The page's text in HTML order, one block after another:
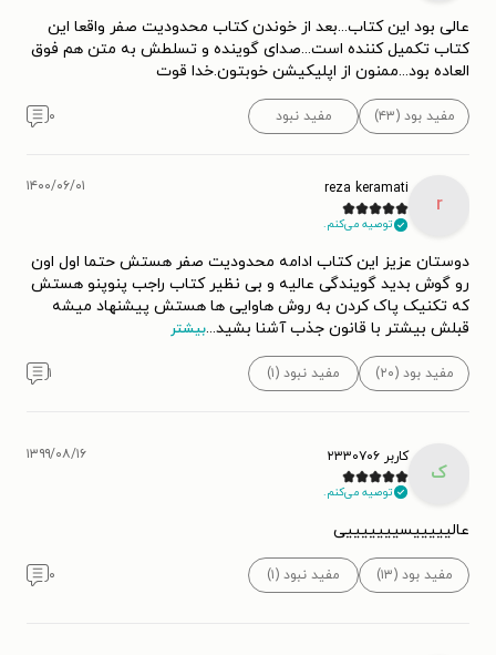
عالی بود این کتاب...بعد از خوندن کتاب محدودیت صفر واقعا این
کتاب تکمیل کننده است...صدای گوینده و تسلطش به متن هم فوق
العاده بود...ممنون از اپلیکیشن خوبتون.خدا قوت
مفید بود (۴۳) مفید نبود ۰
r
reza keramati
توصیه می‌کنم.
۱۴۰۰/۰۶/۰۱
دوستان عزیز این کتاب ادامه محدودیت صفر هستش حتما اول اون
رو گوش بدید گویندگی عالیه و بی نظیر کتاب راجب پنوپنو هستش
که تکنیک پاک کردن به روش هاوایی ها هستش پیشنهاد میشه
قبلش بیشتر با قانون جذب آشنا بشید...بیشتر
مفید بود (۲۰) مفید نبود (۱) ۱
ک
کاربر ۲۳۳۰۷۰۶
توصیه می‌کنم.
۱۳۹۹/۰۸/۱۶
عالیییییسیییییییی
مفید بود (۱۳) مفید نبود (۱) ۰